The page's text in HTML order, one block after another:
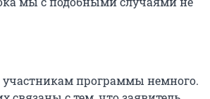
участникам программы немного.